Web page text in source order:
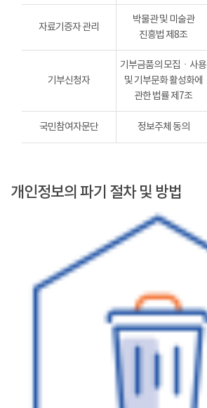
자료기증자 관리
박물관 및 미술관
진흥법 제8조
기부신청자
기부금품의 모집ㆍ사용
및 기부문화 활성화에
관한 법률 제7조
국민참여자문단 정보주체 동의
개인정보의 파기 절차 및 방법